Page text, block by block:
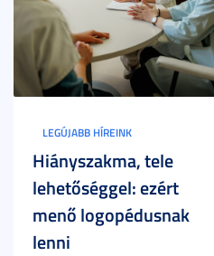
LEGÚJABB HÍREINK
Hiányszakma, tele
lehetőséggel: ezért
menő logopédusnak
lenni